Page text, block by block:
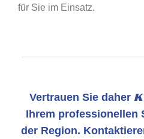
für Sie im Einsatz.
Vertrauen Sie daher
Ihrem professionellen
der Region.